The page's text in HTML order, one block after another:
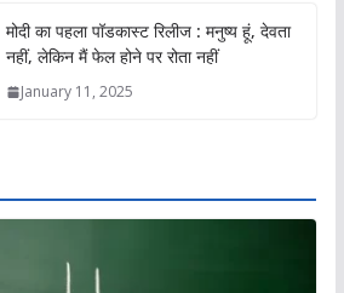
मोदी का पहला पॉडकास्ट रिलीज : मनुष्य हूं, देवता
नहीं, लेकिन मैं फेल होने पर रोता नहीं
January 11, 2025